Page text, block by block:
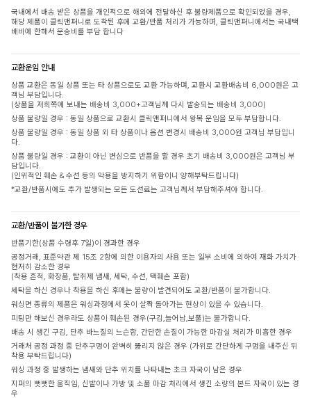
국내에서 배송 받은 상품을 개인적으로 해외에 전달하신 후 불량제품으로 확인되었을 경우,
해당 제품이 클릭앤퍼니로 도착된 후에 교환/반품 처리가 가능하며, 클릭앤퍼니에서는 국내택
배비에 한해서 운송비를 부담 합니다
교환운임 안내
상품 교환은 동일 상품 또는 타 상품으로도 교환 가능하며, 교환시 교환배송비 6,000원은 고
객님 부담입니다.
(상품을 저희쪽에 보내는 배송비 3,000+고객님께 다시 발송되는 배송비 3,000)
상품 불량일 경우 : 동일 상품으로 교환시 클릭앤퍼니에서 왕복 운임을 모두 부담합니다.
상품 불량일 경우 : 동일 상품 외 타 상품이나 옵션 변경시 배송비 3,000원 고객님 부담입니
다.
상품 불량일 경우 : 교환이 아닌 변심으로 반품을 할 경우 초기 배송비 3,000원은 고객님 부
담입니다.
(인위적인 훼손 & 수선 등의 악용을 방지하기 위함이니 양해부탁드립니다)
*교환/반품시에도 추가 발생되는 모든 도선료는 고객님께서 부담해주셔야 합니다.
교환/반품이 불가한 경우
반품기한(상품 수령후 7일)이 경과한 경우
공정거래, 표준약관 제 15조 2항에 의한 이용자의 사용 또는 일부 소비에 의하여 재화 가치가
현저히 감소한 경우
(착용 흔적, 화장품, 탈취제 냄새, 세탁, 수선, 택훼손 포함)
세탁을 하신 경우나 착용을 하신 후에는 불량이 발견되어도 교환/반품이 불가합니다.
워싱면 종류의 제품은 워싱과정에서 옷이 살짝 돌아가는 현상이 있을 수 있습니다.
피팅만 해보신 경우라도 상품이 훼손된 경우(구김,늘어남,보풀)는 불가합니다.
배송 시 생긴 구김, 단추 바느질의 느슨함, 간단한 손질이 가능한 마감실 처리가 미흡한 경우
거래처 공정 과정 중 단추구멍이 완벽히 뚫리지 않은 경우 (가위로 간단하게 구멍을 내주신 뒤
착용 부탁드립니다)
워싱 과정 중 발생하는 냄새와 단추 위치를 나타내는 초크 자국이 남은 경우
지퍼의 뻣뻣한 움직임, 신발이나 가방 및 소품 마감 처리에서 생긴 소량의 본드 자국이 있는 경
우